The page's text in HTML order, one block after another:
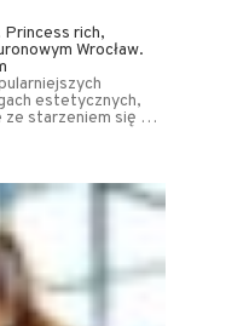
Princess rich,
Wrocław.
estetycznych,
ze starzeniem się …